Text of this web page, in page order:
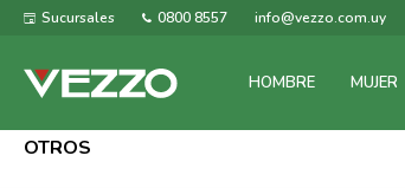
HOMBRE MUJER
Sucursales 0800 8557 info@vezzo.com.uy
OTROS